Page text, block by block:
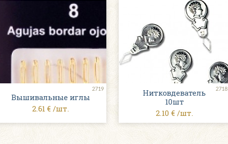
2719
Вышивальные иглы
2.61 € /шт.
2718
Нитковдеватель
10шт
2.10 € /шт.